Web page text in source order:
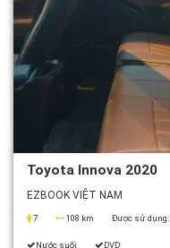
Toyota Innova 2020
EZBOOK VIỆT NAM
7 108 km Được sử dụng:
Nước suối DVD